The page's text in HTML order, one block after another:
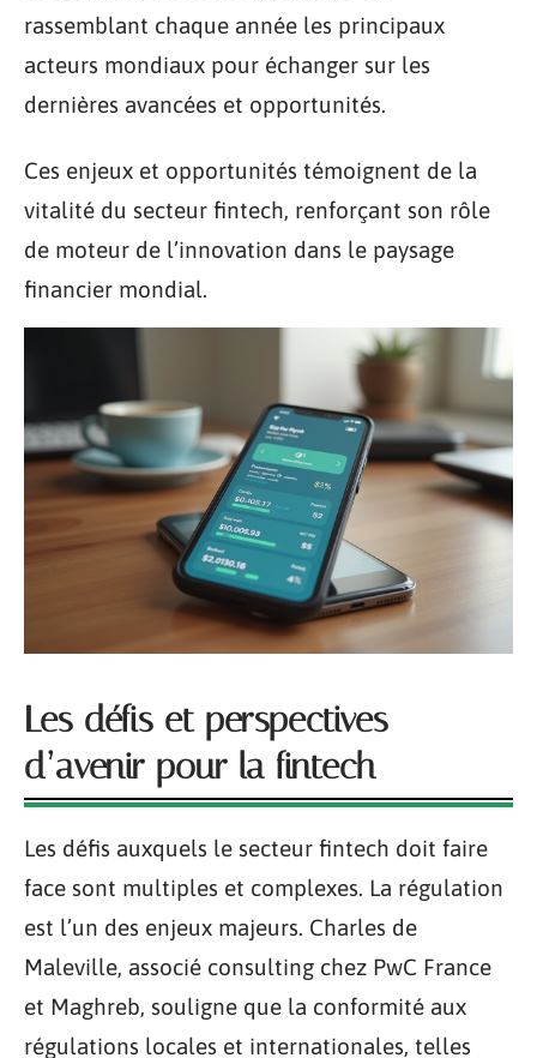
rassemblant chaque année les principaux
acteurs mondiaux pour échanger sur les
dernières avancées et opportunités.
Ces enjeux et opportunités témoignent de la
vitalité du secteur fintech, renforçant son rôle
de moteur de l’innovation dans le paysage
financier mondial.
Les défis et perspectives
d’avenir pour la fintech
Les défis auxquels le secteur fintech doit faire
face sont multiples et complexes. La régulation
est l’un des enjeux majeurs. Charles de
Maleville, associé consulting chez PwC France
et Maghreb, souligne que la conformité aux
régulations locales et internationales, telles